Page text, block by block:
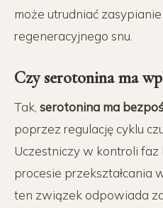
może utrudniać
regeneracyjnego snu.
Czy serotonina ma
Tak, serotonina ma
poprzez regulację cyklu
Uczestniczy w kontroli faz
procesie przekształcania
ten związek odpowiada